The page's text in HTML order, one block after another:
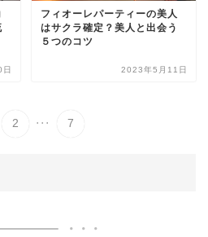
フィオーレパーティーの美人
はサクラ確定？美人と出会う
５つのコツ
2023年5月11日
2 ... 7